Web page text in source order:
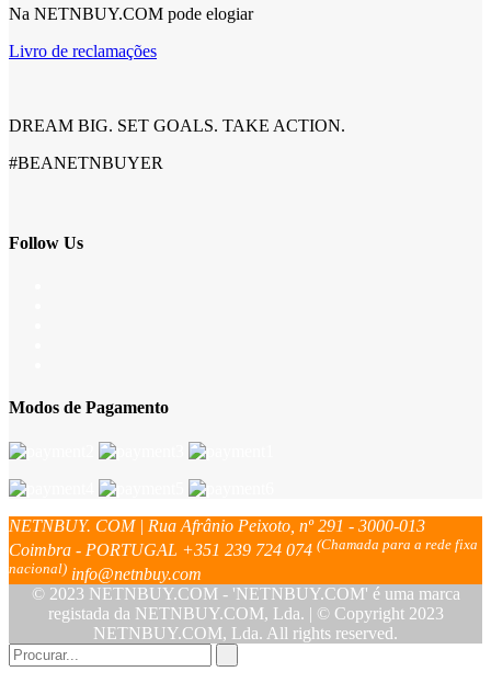
Na NETNBUY.COM pode elogiar
Livro de reclamações
DREAM BIG. SET GOALS. TAKE ACTION.
#BEANETNBUYER
Follow Us
Modos de Pagamento
NETNBUY. COM | Rua Afrânio Peixoto, nº 291 - 3000-013
Coimbra - PORTUGAL +351 239 724 074 (Chamada para a rede fixa
nacional) info@netnbuy.com
© 2023 NETNBUY.COM - 'NETNBUY.COM' é uma marca
registada da NETNBUY.COM, Lda. | © Copyright 2023
NETNBUY.COM, Lda. All rights reserved.